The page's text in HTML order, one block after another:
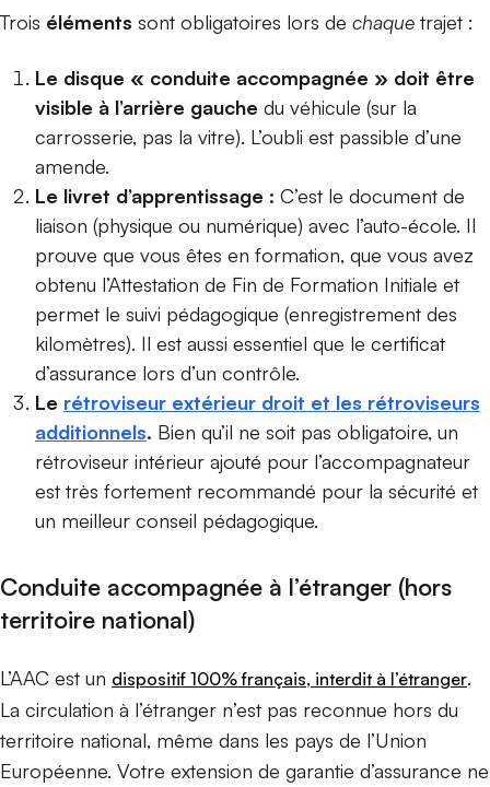
Trois éléments sont obligatoires lors de chaque trajet :
Le disque « conduite accompagnée » doit être
visible à l’arrière gauche du véhicule (sur la
carrosserie, pas la vitre). L’oubli est passible d’une
amende.
Le livret d’apprentissage : C’est le document de
liaison (physique ou numérique) avec l’auto-école. Il
prouve que vous êtes en formation, que vous avez
obtenu l’Attestation de Fin de Formation Initiale et
permet le suivi pédagogique (enregistrement des
kilomètres). Il est aussi essentiel que le certificat
d’assurance lors d’un contrôle.
Le rétroviseur extérieur droit et les rétroviseurs
additionnels. Bien qu’il ne soit pas obligatoire, un
rétroviseur intérieur ajouté pour l’accompagnateur
est très fortement recommandé pour la sécurité et
un meilleur conseil pédagogique.
Conduite accompagnée à l’étranger (hors
territoire national)
L’AAC est un dispositif 100% français, interdit à l’étranger.
La circulation à l’étranger n’est pas reconnue hors du
territoire national, même dans les pays de l’Union
Européenne. Votre extension de garantie d’assurance ne